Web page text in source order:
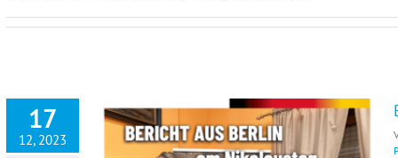
17
12, 2023